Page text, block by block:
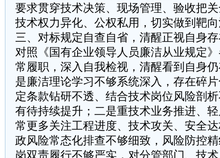
要求贯穿技术决策、现场管理、验收把
技术权力异化、公权私用，切实做到靶
三、对标规定自查自省，清醒正视自身
对照《国有企业领导人员廉洁从业规定
常履职，深入自我检视，清醒看到自身
是廉洁理论学习不够系统深入，存在碎
定条款钻研不透、结合技术岗位风险剖
有待持续提升；二是重技术业务推进、
常更多关注工程进度、技术攻关、安全
政风险常态化排查不够细致，风险防控
岗双责履行不够严实，对分管部门、技